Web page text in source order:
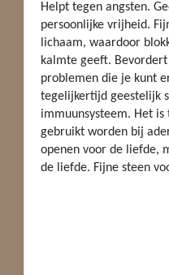
Helpt tegen angsten.
persoonlijke vrijheid.
lichaam, waardoor
kalmte geeft.
problemen die je kunt
tegelijkertijd geestelijk
immuunsysteem. Het is
gebruikt worden bij
openen voor de liefde,
de liefde. Fijne steen